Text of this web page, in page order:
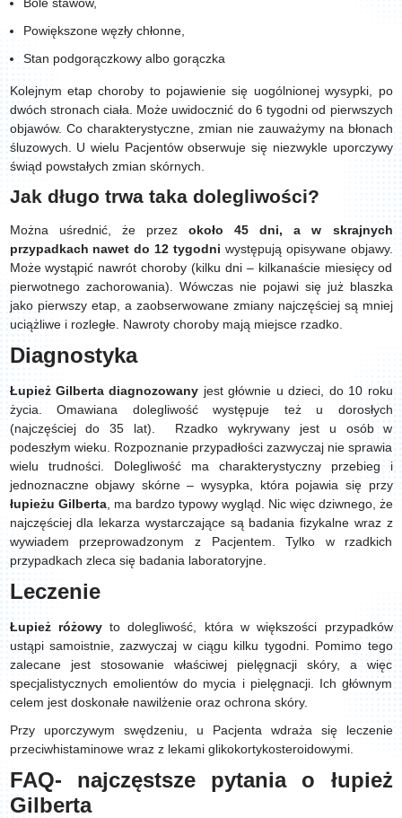
Powiększone węzły chłonne,
Stan podgorączkowy albo gorączka
Kolejnym etap choroby to pojawienie się uogólnionej wysypki, po
dwóch stronach ciała. Może uwidocznić do 6 tygodni od pierwszych
objawów. Co charakterystyczne, zmian nie zauważymy na błonach
śluzowych. U wielu Pacjentów obserwuje się niezwykle uporczywy
świąd powstałych zmian skórnych.
Jak długo trwa taka dolegliwości?
Można uśrednić, że przez około 45 dni, a w skrajnych
przypadkach nawet do 12 tygodni występują opisywane objawy.
Może wystąpić nawrót choroby (kilku dni – kilkanaście miesięcy od
pierwotnego zachorowania). Wówczas nie pojawi się już blaszka
jako pierwszy etap, a zaobserwowane zmiany najczęściej są mniej
uciążliwe i rozległe. Nawroty choroby mają miejsce rzadko.
Diagnostyka
Łupież Gilberta diagnozowany jest głównie u dzieci, do 10 roku
życia. Omawiana dolegliwość występuje też u dorosłych
(najczęściej do 35 lat). Rzadko wykrywany jest u osób w
podeszłym wieku. Rozpoznanie przypadłości zazwyczaj nie sprawia
wielu trudności. Dolegliwość ma charakterystyczny przebieg i
jednoznaczne objawy skórne – wysypka, która pojawia się przy
łupieżu Gilberta, ma bardzo typowy wygląd. Nic więc dziwnego, że
najczęściej dla lekarza wystarczające są badania fizykalne wraz z
wywiadem przeprowadzonym z Pacjentem. Tylko w rzadkich
przypadkach zleca się badania laboratoryjne.
Leczenie
Łupież różowyto dolegliwość, która w większości przypadków
ustąpi samoistnie, zazwyczaj w ciągu kilku tygodni. Pomimo tego
zalecane jest stosowanie właściwej pielęgnacji skóry, a więc
specjalistycznych emolientów do mycia i pielęgnacji. Ich głównym
celem jest doskonałe nawilżenie oraz ochrona skóry.
Przy uporczywym swędzeniu, u Pacjenta wdraża się leczenie
przeciwhistaminowe wraz z lekami glikokortykosteroidowymi.
FAQ- najczęstsze pytania o łupież
Gilberta